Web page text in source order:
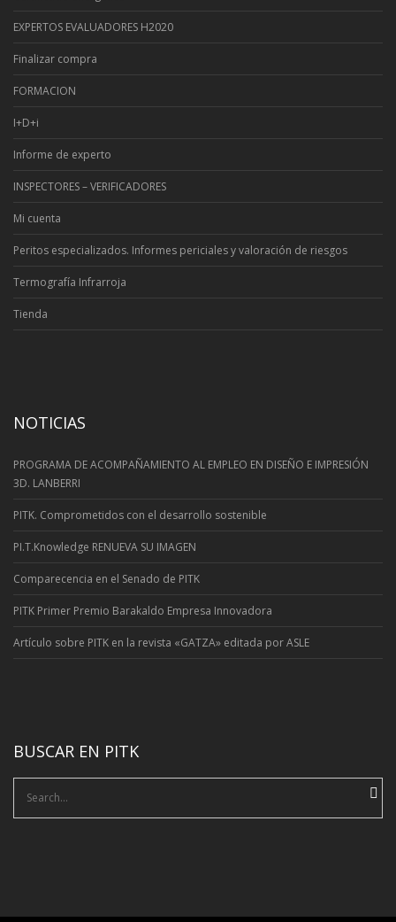
EXPERTOS EVALUADORES H2020
Finalizar compra
FORMACION
I+D+i
Informe de experto
INSPECTORES – VERIFICADORES
Mi cuenta
Peritos especializados. Informes periciales y valoración de riesgos
Termografía Infrarroja
Tienda
NOTICIAS
PROGRAMA DE ACOMPAÑAMIENTO AL EMPLEO EN DISEÑO E IMPRESIÓN
3D. LANBERRI
PITK. Comprometidos con el desarrollo sostenible
PI.T.Knowledge RENUEVA SU IMAGEN
Comparecencia en el Senado de PITK
PITK Primer Premio Barakaldo Empresa Innovadora
Artí­culo sobre PITK en la revista «GATZA» editada por ASLE
BUSCAR EN PITK
Search